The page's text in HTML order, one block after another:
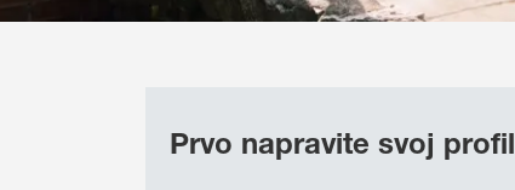
Prvo napravite svoj profil